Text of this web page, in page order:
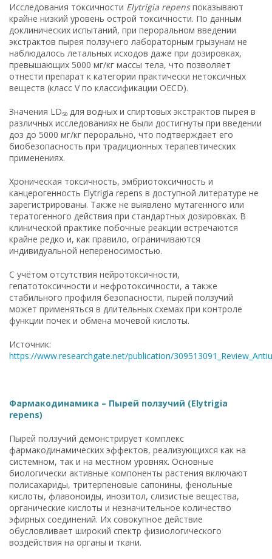
Исследования токсичности Elytrigia repensпоказывают
крайне низкий уровень острой токсичности. По данным
доклинических испытаний, при пероральном введении
экстрактов пырея ползучего лабораторным грызунам не
наблюдалось летальных исходов даже при дозировках,
превышающих 5000 мг/кг массы тела, что позволяет
отнести препарат к категории практически нетоксичных
веществ (класс V по классификации OECD).
Значения LD₅₀ для водных и спиртовых экстрактов пырея в
различных исследованиях не были достигнуты при введении
доз до 5000 мг/кг перорально, что подтверждает его
биобезопасность при традиционных терапевтических
применениях.
Хроническая токсичность, эмбриотоксичность и
канцерогенность Elytrigia repens в доступной литературе не
зарегистрированы. Также не выявлено мутагенного или
тератогенного действия при стандартных дозировках. В
клинической практике побочные реакции встречаются
крайне редко и, как правило, ограничиваются
индивидуальной непереносимостью.
С учётом отсутствия нейротоксичности,
гепатотоксичности и нефротоксичности, а также
стабильного профиля безопасности, пырей ползучий
может применяться в длительных схемах при контроле
функции почек и обмена мочевой кислоты.
Источник:
https://www.researchgate.net/publication/
Фармакодинамика – Пырей ползучий (Elytrigia
repens)
Пырей ползучий демонстрирует комплекс
фармакодинамических эффектов, реализующихся как на
системном, так и на местном уровнях. Основные
биологически активные компоненты растения включают
полисахариды, тритерпеновые сапонины, фенольные
кислоты, флавоноиды, инозитол, слизистые вещества,
органические кислоты и незначительное количество
эфирных соединений. Их совокупное действие
обусловливает широкий спектр физиологического
воздействия на органы и ткани.